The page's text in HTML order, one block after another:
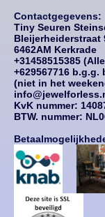
Contactgegevens:
Tiny Seuren
Bleijerheiderstraat
6462AM Kerkrade
+31458515385
+629567716
(niet in het
KvK nummer:
BTW. nummer: